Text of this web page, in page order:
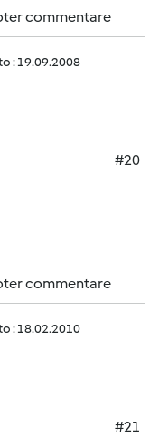
commentare
: 19.09.2008
#20
commentare
: 18.02.2010
#21